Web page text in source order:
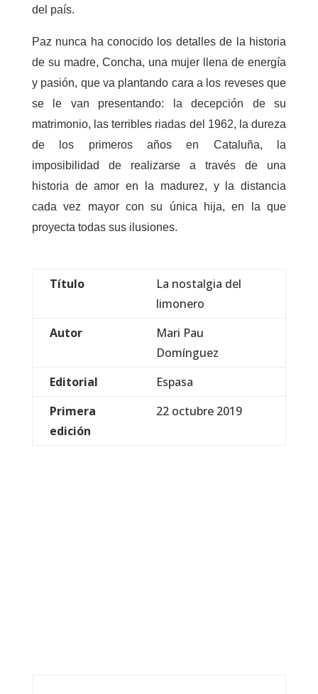
del país.
Paz nunca ha conocido los detalles de la historia
de su madre, Concha, una mujer llena de energía
y pasión, que va plantando cara a los reveses que
se le van presentando: la decepción de su
matrimonio, las terribles riadas del 1962, la dureza
de los primeros años en Cataluña, la
imposibilidad de realizarse a través de una
historia de amor en la madurez, y la distancia
cada vez mayor con su única hija, en la que
proyecta todas sus ilusiones.
Título
La nostalgia del
limonero
Autor
Mari Pau
Domínguez
Editorial
Espasa
Primera
edición
22 octubre 2019